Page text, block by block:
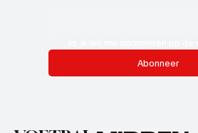
Abonneer